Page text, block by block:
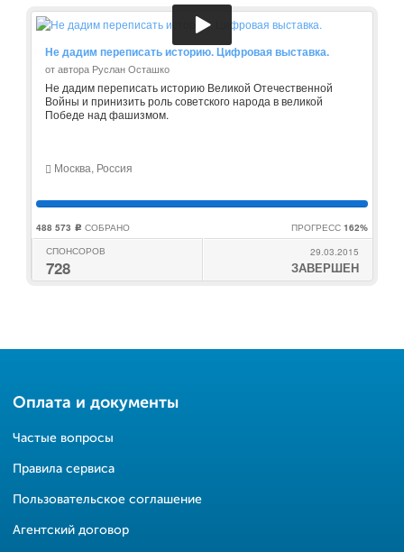
Не дадим переписать историю. Цифровая выставка.
от автора Руслан Осташко
Не дадим переписать историю Великой Отечественной
Войны и принизить роль советского народа в великой
Победе над фашизмом.
Москва, Россия
488 573 c СОБРАНО ПРОГРЕСС 162%
СПОНСОРОВ
728
29.03.2015
ЗАВЕРШЕН
Оплата и документы
Частые вопросы
Правила сервиса
Пользовательское соглашение
Агентский договор